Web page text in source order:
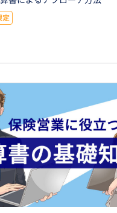
定